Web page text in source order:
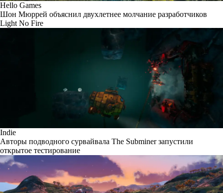
Hello Games
Шон Мюррей объяснил двухлетнее молчание разработчиков
Light No Fire
Indie
Авторы подводного сурвайвала The Subminer запустили
открытое тестирование